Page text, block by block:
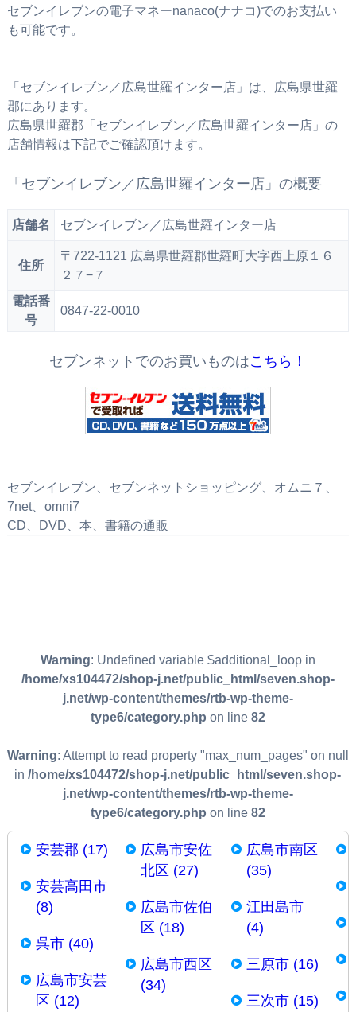
セブンイレブンの電子マネーnanaco(ナナコ)でのお支払い
も可能です。
「セブンイレブン／広島世羅インター店」は、広島県世羅
郡にあります。
広島県世羅郡「セブンイレブン／広島世羅インター店」の
店舗情報は下記でご確認頂けます。
「セブンイレブン／広島世羅インター店」の概要
店舗名 セブンイレブン／広島世羅インター店
住所
〒722-1121 広島県世羅郡世羅町大字西上原１６
２７−７
電話番
号
0847-22-0010
セブンネットでのお買いものはこちら！
セブンイレブン、セブンネットショッピング、オムニ７、
7net、omni7
CD、DVD、本、書籍の通販
Warning: Undefined variable $additional_loop in
/home/xs104472/shop-j.net/public_html/seven.shop-
j.net/wp-content/themes/rtb-wp-theme-
type6/category.php on line 82
Warning: Attempt to read property "max_num_pages" on null
in/home/xs104472/shop-j.net/public_html/seven.shop-
j.net/wp-content/themes/rtb-wp-theme-
type6/category.php on line 82
安芸郡 (17)
安芸高田市
(8)
呉市 (40)
広島市安芸
区 (12)
広島市安佐
北区 (27)
広島市佐伯
区 (18)
広島市西区
(34)
広島市南区
(35)
江田島市
(4)
三原市 (16)
三次市 (15)